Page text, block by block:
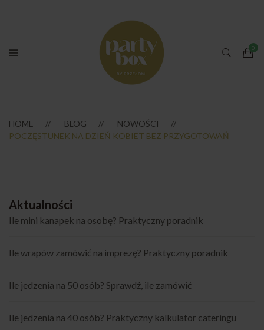
HOME BLOG
NOWOŚCI
POCZĘSTUNEK NA DZIEŃ KOBIET BEZ PRZYGOTOWAŃ
Aktualności
Ile mini kanapek na osobę? Praktyczny poradnik
Ile wrapów zamówić na imprezę? Praktyczny poradnik
Ile jedzenia na 50 osób? Sprawdź, ile zamówić
Ile jedzenia na 40 osób? Praktyczny kalkulator cateringu